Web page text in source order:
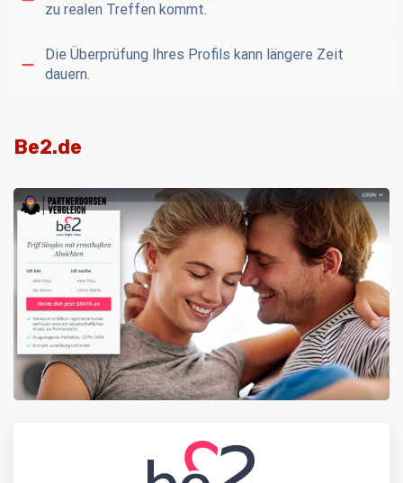
zu realen Treffen kommt.
Die Überprüfung Ihres Profils kann längere Zeit
dauern.
Be2.de